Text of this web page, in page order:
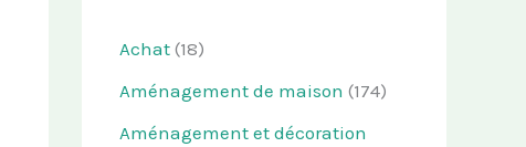
Achat (18)
Aménagement de maison (174)
Aménagement et décoration